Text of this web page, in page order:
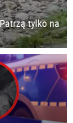
tylko na